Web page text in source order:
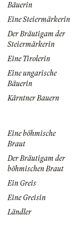
Bäuerin
Eine Steiermärkerin
Der Bräutigam der
Steiermärkerin
Eine Tirolerin
Eine ungarische
Bäuerin
Kärntner Bauern
Eine böhmische
Braut
Der Bräutigam der
böhmischen Braut
Ein Greis
Eine Greisin
Ländler